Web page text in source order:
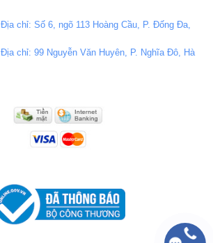
Địa chỉ: Số 6, ngõ 113 Hoàng Cầu, P. Đống Đa,
Địa chỉ: 99 Nguyễn Văn Huyên, P. Nghĩa Đô, Hà